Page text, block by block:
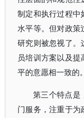
制定和执行过程中
水平等。但对政策
研究则被忽视了。
员培训方案以及
平的意愿相一致的。
第三个特点是
门服务，注重于